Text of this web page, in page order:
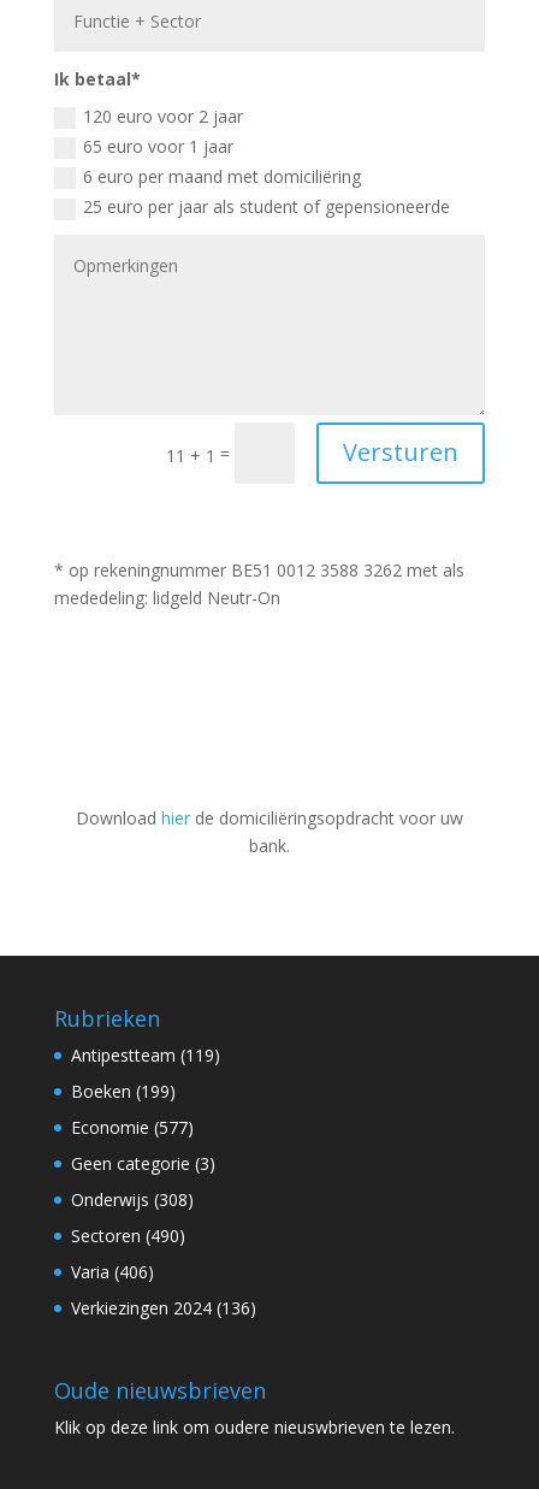
Ik betaal*
120 euro voor 2 jaar
65 euro voor 1 jaar
6 euro per maand met domiciliëring
25 euro per jaar als student of gepensioneerde
11 + 1 = Versturen
* op rekeningnummer BE51 0012 3588 3262 met als
mededeling: lidgeld Neutr-On
Download hierde domiciliëringsopdracht voor uw
bank.
Rubrieken
Antipestteam (119)
Boeken (199)
Economie (577)
Geen categorie (3)
Onderwijs (308)
Sectoren (490)
Varia (406)
Verkiezingen 2024(136)
Oude nieuwsbrieven
Klik op deze link om oudere nieuswbrieven te lezen.